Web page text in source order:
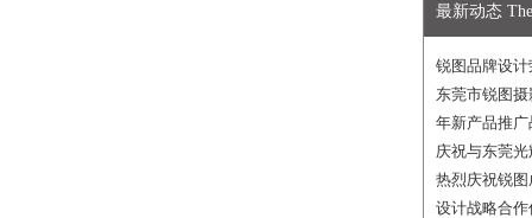
最新动态
锐图品牌设
东莞市锐图
年新产品推
庆祝与东莞
热烈庆祝锐
设计战略合作